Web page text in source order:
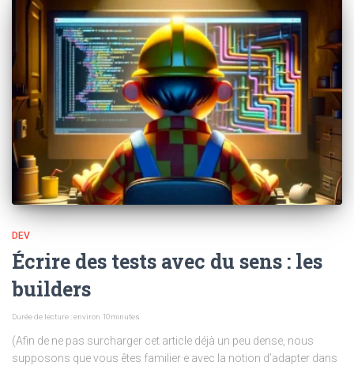
DEV
Écrire des tests avec du sens : les
builders
Durée de lecture : environ 10minutes
(Afin de ne pas surcharger cet article déjà un peu dense, nous
supposons que vous êtes familier·e avec la notion d’adapter dans